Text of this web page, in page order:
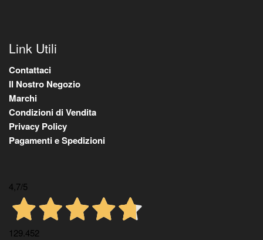
Link Utili
Contattaci
Il Nostro Negozio
Marchi
Condizioni di Vendita
Privacy Policy
Pagamenti e Spedizioni
4,7/5
129.452